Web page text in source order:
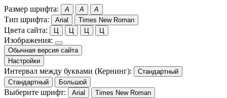
Размер шрифта: A A A
Тип шрифта: Arial Times New Roman
Цвета сайта: Ц Ц Ц Ц
Изображения:
Обычная версия сайта
Настройки
Интервал между буквами (Кернинг):
Стандартный
Стандартный
Большой
Выберите шрифт: Arial Times New Roman